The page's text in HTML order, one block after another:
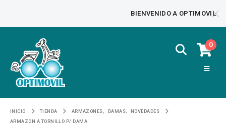
BIENVENIDO A OPTIMOVIL
0
INICIO TIENDA ARMAZONES DAMAS
NOVEDADES
ARMAZON A TORNILLO P/ DAMA